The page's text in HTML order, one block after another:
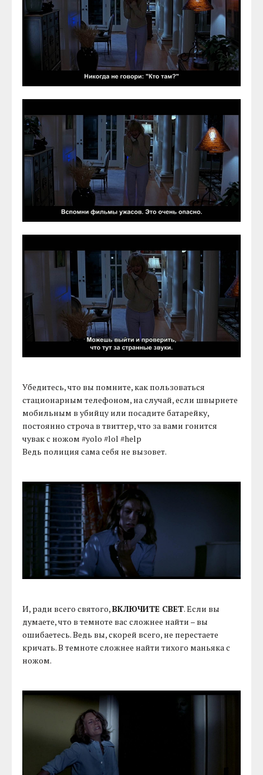
Убедитесь, что вы помните, как пользоваться
стационарным телефоном, на случай, если швырнете
мобильным в убийцу или посадите батарейку,
постоянно строча в твиттер, что за вами гонится
чувак с ножом #yolo #lol #help
Ведь полиция сама себя не вызовет.
И, ради всего святого,ВКЛЮЧИТЕ СВЕТ. Если вы
думаете, что в темноте вас сложнее найти – вы
ошибаетесь. Ведь вы, скорей всего, не перестаете
кричать. В темноте сложнее найти тихого маньяка с
ножом.